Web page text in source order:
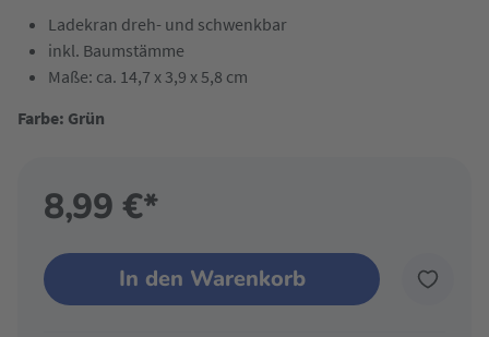
Ladekran dreh- und schwenkbar
inkl. Baumstämme
Maße: ca. 14,7 x 3,9 x 5,8 cm
Farbe: Grün
8,99 €*
In den Warenkorb